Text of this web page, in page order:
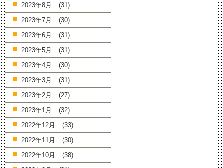
2023年8月
(31)
2023年7月
(30)
2023年6月
(31)
2023年5月
(31)
2023年4月
(30)
2023年3月
(31)
2023年2月
(27)
2023年1月
(32)
2022年12月
(33)
2022年11月
(30)
2022年10月
(38)